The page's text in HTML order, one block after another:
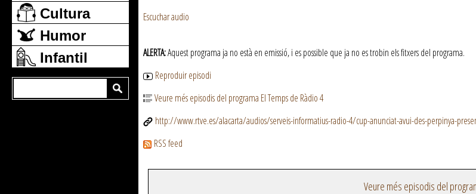
Cultura
Humor
Infantil
Escuchar audio
ALERTA:Aquest programa ja no està en emissió, i es possible que ja no es trobin els fitxers del programa.
Reproduir episodi
Veure més episodis del programa El Temps de Ràdio 4
http://www.rtve.es/alacarta/audios/serveis-informatius-radio-4/cup-anunciat-avui-des-perpinya-
RSS feed
Veure més episodis del